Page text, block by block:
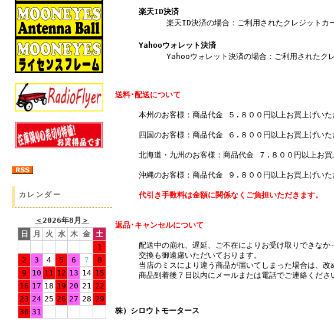
カレンダー
＜2026年8月 ＞
日
月 火 水 木 金 土
1
2
3 4 5 6 7
8
9
10 11 12 13 14 15
16 17 18 19 20 21 22
23 24 25 26 27 28 29
30 31
楽天ID決済
楽天ID決済の場合：ご利用されたクレジットカ
Yahooウォレット決済
Yahooウォレット決済の場合：ご利用されたクレ
送料･配送について
本州のお客様：商品代金 ５.８００円以上お買上げいた
四国のお客様：商品代金 ６.８００円以上お買上げいた
北海道・九州のお客様：商品代金 ７.８００円以上お買
沖縄のお客様：商品代金 ９.８００円以上お買上げいた
代引き手数料は金額に関係なくご負担いただきます。
返品･キャンセルについて
配送中の崩れ、遅延、ご不在によりお受け取りできな
交換も御遠慮いただいております。
当店のミスにより違う商品が届いてしまった場合は、改
商品到着後７日以内にメールまたは電話でご連絡くださ
株）シロウトモータース